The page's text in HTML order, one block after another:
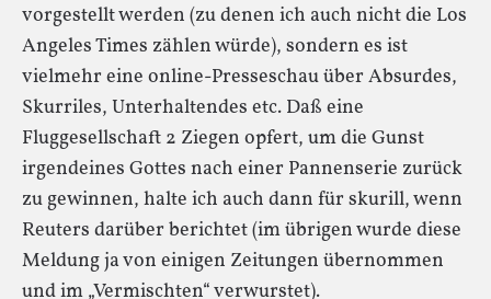
vorgestellt werden (zu denen ich auch nicht die Los
Angeles Times zählen würde), sondern es ist
vielmehr eine online-Presseschau über Absurdes,
Skurriles, Unterhaltendes etc. Daß eine
Fluggesellschaft 2 Ziegen opfert, um die Gunst
irgendeines Gottes nach einer Pannenserie zurück
zu gewinnen, halte ich auch dann für skurill, wenn
Reuters darüber berichtet (im übrigen wurde diese
Meldung ja von einigen Zeitungen übernommen
und im „Vermischten“ verwurstet).